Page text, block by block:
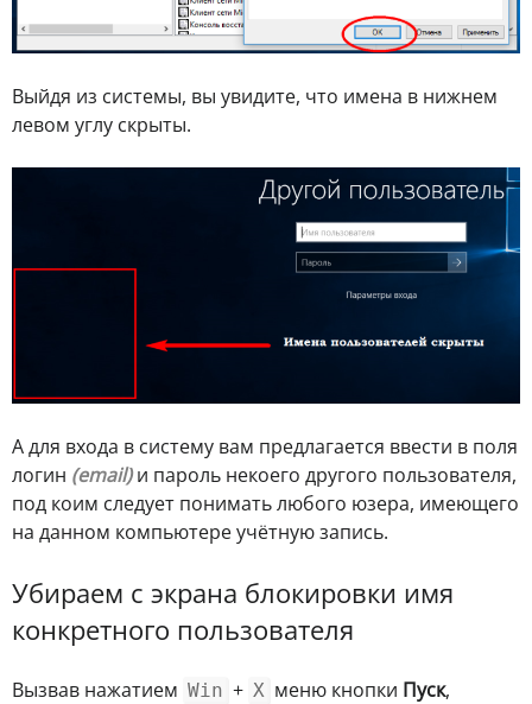
Выйдя из системы, вы увидите, что имена в нижнем
левом углу скрыты.
А для входа в систему вам предлагается ввести в поля
логин (email)и пароль некоего другого пользователя,
под коим следует понимать любого юзера, имеющего
на данном компьютере учётную запись.
Убираем с экрана блокировки имя
конкретного пользователя
Вызвав нажатием Win + X меню кнопки Пуск,